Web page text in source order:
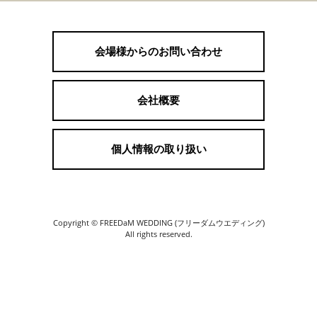
会場様からのお問い合わせ
会社概要
個人情報の取り扱い
Copyright © FREEDaM WEDDING (フリーダムウエディング)
All rights reserved.